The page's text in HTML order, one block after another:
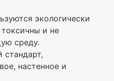
экологически
и не
среду.
настенное и